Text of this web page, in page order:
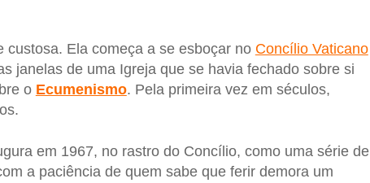
custosa. Ela começa a se esboçar no Concílio Vaticano
janelas de uma Igreja que se havia fechado sobre si
o Ecumenismo. Pela primeira vez em séculos,
em 1967, no rastro do Concílio, como uma série de
a paciência de quem sabe que ferir demora um